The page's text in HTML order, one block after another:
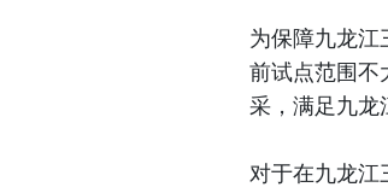
为保障九龙江
前试点范围不
采，满足九龙
对于在九龙江